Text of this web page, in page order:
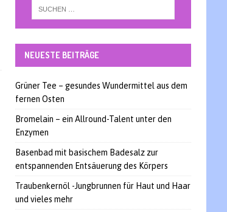
NEUESTE BEITRÄGE
Grüner Tee – gesundes Wundermittel aus dem
fernen Osten
Bromelain – ein Allround-Talent unter den
Enzymen
Basenbad mit basischem Badesalz zur
entspannenden Entsäuerung des Körpers
Traubenkernöl -Jungbrunnen für Haut und Haar
und vieles mehr